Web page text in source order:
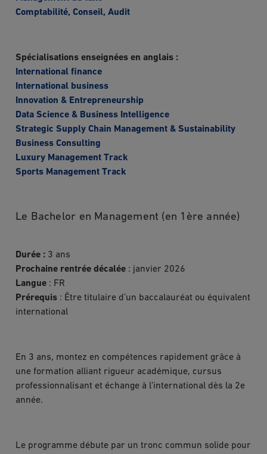
Comptabilité, Conseil, Audit
Spécialisations enseignées en anglais :
International finance
International business
Innovation & Entrepreneurship
Data Science & Business Intelligence
Strategic Supply Chain Management & Sustainability
Business Consulting
Luxury Management Track
Sports Management Track
Le Bachelor en Management (en 1ère année)
Durée : 3 ans
Prochaine rentrée décalée : janvier 2026
Langue : FR
Prérequis : Être titulaire d’un baccalauréat ou équivalent
international
En 3 ans, montez en compétences rapidement grâce à
une formation alliant rigueur académique, cursus
professionnalisant et échange à l’international dès la 2e
année.
Le programme débute par un tronc commun solide pour